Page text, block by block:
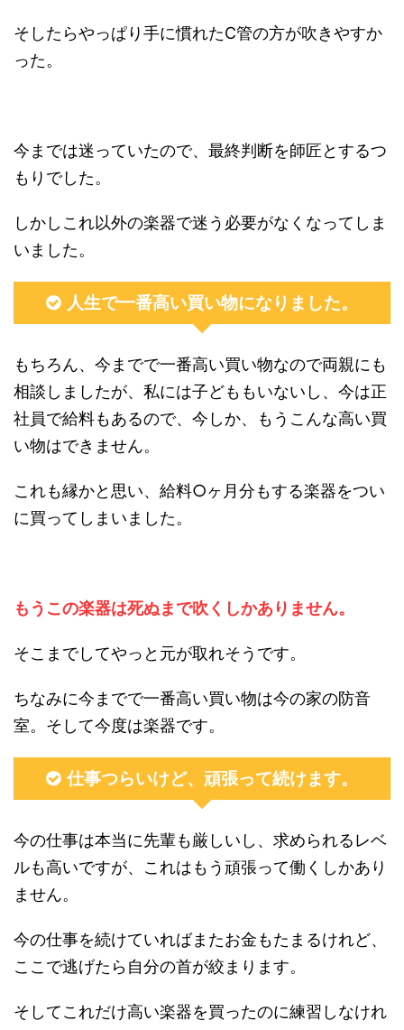
そしたらやっぱり手に慣れたC管の方が吹きやすか
った。
今までは迷っていたので、最終判断を師匠とするつ
もりでした。
しかしこれ以外の楽器で迷う必要がなくなってしま
いました。
人生で一番高い買い物になりました。
もちろん、今までで一番高い買い物なので両親にも
相談しましたが、私には子どももいないし、今は正
社員で給料もあるので、今しか、もうこんな高い買
い物はできません。
これも縁かと思い、給料○ヶ月分もする楽器をつい
に買ってしまいました。
もうこの楽器は死ぬまで吹くしかありません。
そこまでしてやっと元が取れそうです。
ちなみに今までで一番高い買い物は今の家の防音
室。そして今度は楽器です。
仕事つらいけど、頑張って続けます。
今の仕事は本当に先輩も厳しいし、求められるレベ
ルも高いですが、これはもう頑張って働くしかあり
ません。
今の仕事を続けていればまたお金もたまるけれど、
ここで逃げたら自分の首が絞まります。
そしてこれだけ高い楽器を買ったのに練習しなけれ